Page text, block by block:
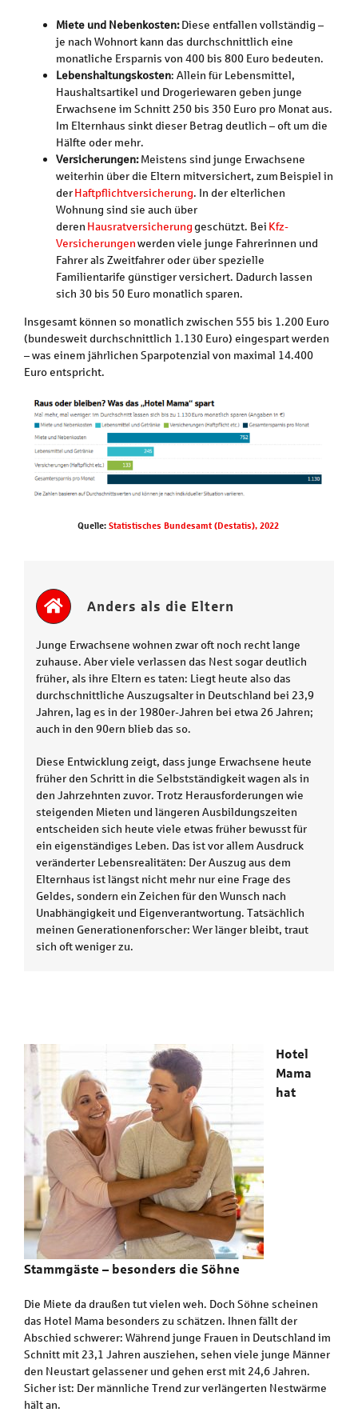
Miete und Nebenkosten:Diese entfallen vollständig –
je nach Wohnort kann das durchschnittlich eine
monatliche Ersparnis von 400 bis 800 Euro bedeuten.
Lebenshaltungskosten: Allein für Lebensmittel,
Haushaltsartikel und Drogeriewaren geben junge
Erwachsene im Schnitt 250 bis 350 Euro pro Monat aus.
Im Elternhaus sinkt dieser Betrag deutlich – oft um die
Hälfte oder mehr.
Versicherungen:Meistens sind junge Erwachsene
weiterhin über die Eltern mitversichert, zum Beispiel in
derHaftpflichtversicherung. In der elterlichen
Wohnung sind sie auch über
deren Hausratversicherunggeschützt. Bei Kfz-
Versicherungenwerden viele junge Fahrerinnen und
Fahrer als Zweitfahrer oder über spezielle
Familientarife günstiger versichert. Dadurch lassen
sich 30 bis 50 Euro monatlich sparen.
Insgesamt können so monatlich zwischen 555 bis 1.200 Euro
(bundesweit durchschnittlich 1.130 Euro) eingespart werden
– was einem jährlichen Sparpotenzial von maximal 14.400
Euro entspricht.
Quelle: Statistisches Bundesamt (Destatis), 2022
Anders als die Eltern
Junge Erwachsene wohnen zwar oft noch recht lange
zuhause. Aber viele verlassen das Nest sogar deutlich
früher, als ihre Eltern es taten: Liegt heute also das
durchschnittliche Auszugsalter in Deutschland bei 23,9
Jahren, lag es in der 1980er-Jahren bei etwa 26 Jahren;
auch in den 90ern blieb das so.
Diese Entwicklung zeigt, dass junge Erwachsene heute
früher den Schritt in die Selbstständigkeit wagen als in
den Jahrzehnten zuvor. Trotz Herausforderungen wie
steigenden Mieten und längeren Ausbildungszeiten
entscheiden sich heute viele etwas früher bewusst für
ein eigenständiges Leben. Das ist vor allem Ausdruck
veränderter Lebensrealitäten: Der Auszug aus dem
Elternhaus ist längst nicht mehr nur eine Frage des
Geldes, sondern ein Zeichen für den Wunsch nach
Unabhängigkeit und Eigenverantwortung. Tatsächlich
meinen Generationenforscher: Wer länger bleibt, traut
sich oft weniger zu.
Hotel
Mama
hat
Stammgäste – besonders die Söhne
Die Miete da draußen tut vielen weh. Doch Söhne scheinen
das Hotel Mama besonders zu schätzen. Ihnen fällt der
Abschied schwerer: Während junge Frauen in Deutschland im
Schnitt mit 23,1 Jahren ausziehen, sehen viele junge Männer
den Neustart gelassener und gehen erst mit 24,6 Jahren.
Sicher ist: Der männliche Trend zur verlängerten Nestwärme
hält an.